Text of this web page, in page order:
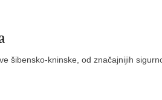
šibensko-kninske, od značajnijih